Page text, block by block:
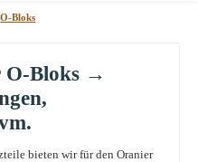
O-Bloks
O-Bloks →
bieten wir für den Oranier